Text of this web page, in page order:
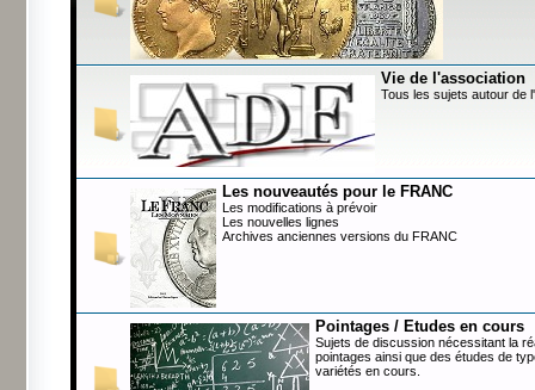
Vie de l'association
Tous les sujets autour de
Les nouveautés pour le FRANC
Les modifications à prévoir
Les nouvelles lignes
Archives anciennes versions du FRANC
Pointages / Etudes en cours
Sujets de discussion nécessitant la
pointages ainsi que des études de
variétés en cours.